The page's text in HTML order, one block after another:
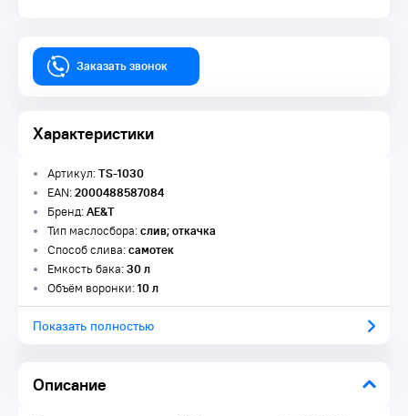
Заказать звонок
Характеристики
Описание
Артикул:TS-1030
EAN:2000488587084
Бренд:AE&T
Тип маслосбора:слив; откачка
Способ слива:самотек
Емкость бака:30 л
Объём воронки:10 л
Показать полностью